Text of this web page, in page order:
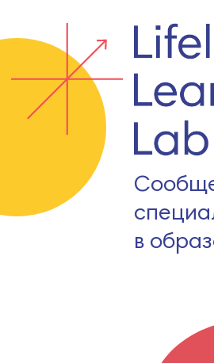
Сообщество
специалистов
в образовании